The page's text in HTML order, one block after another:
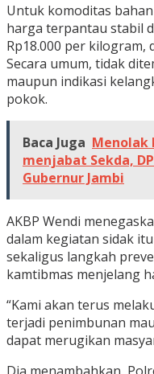
Untuk komoditas
harga terpantau stabil
Rp18.000 per kilogram,
Secara umum, tidak
maupun indikasi
pokok.
Baca Juga Menolak
menjabat Sekda,
Gubernur Jambi
AKBP Wendi
dalam kegiatan sidak
sekaligus langkah
kamtibmas menjelang
“Kami akan terus
terjadi penimbunan
dapat merugikan